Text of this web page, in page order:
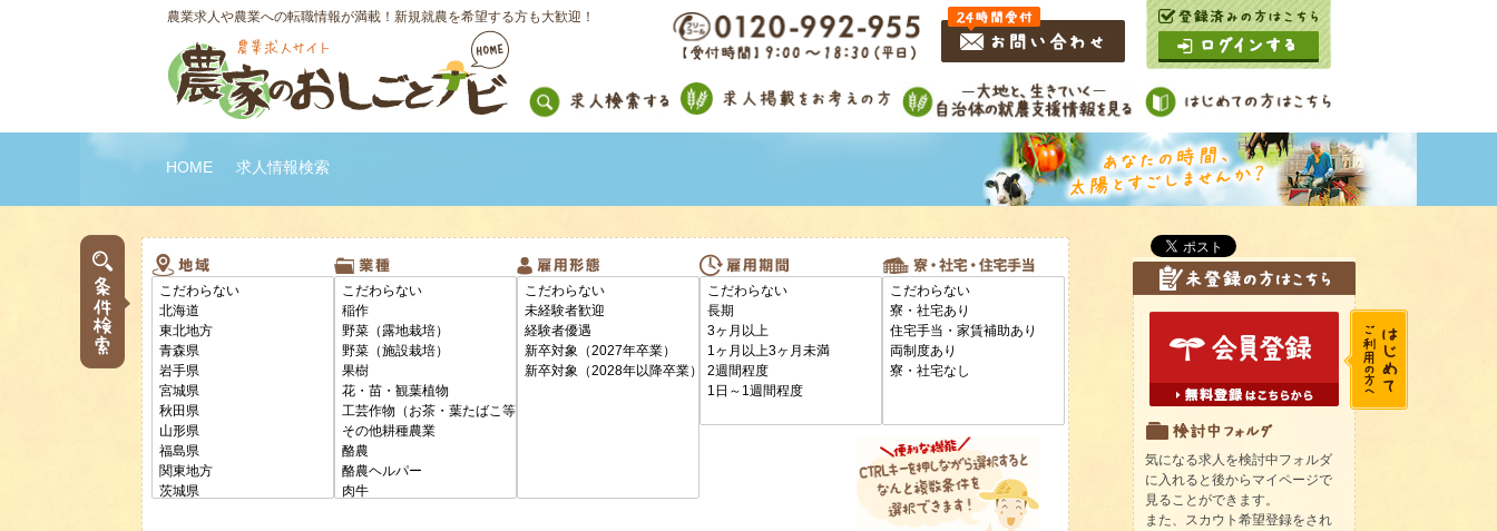
農業求人や農業への転職情報が満載！新規就農を希望する方も大歓迎！
HOME 求人情報検索
気になる求人を検討中フォルダ
に入れると後からマイページで
見ることができます。
また、スカウト希望登録をされ